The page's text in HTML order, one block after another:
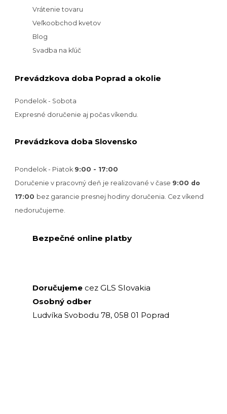
Vrátenie tovaru
Veľkoobchod kvetov
Blog
Svadba na kľúč
Prevádzkova doba Poprad a okolie
Pondelok - Sobota
Expresné doručenie aj počas víkendu.
Prevádzkova doba Slovensko
Pondelok - Piatok 9:00 - 17:00
Doručenie v pracovný deň je realizované v čase 9:00 do
17:00 bez garancie presnej hodiny doručenia. Cez víkend
nedoručujeme.
Bezpečné online platby
Doručujeme cez GLS Slovakia
Osobný odber
Ludvíka Svobodu 78, 058 01 Poprad